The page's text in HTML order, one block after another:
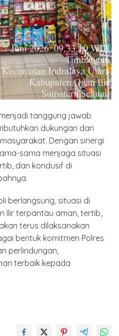
tanggung jawab
dukungan dan
Dengan sinergi
sama menjaga situasi
dan kondusif di
berlangsung, situasi di
Ilir terpantau aman, tertib,
terus dilaksanakan
bentuk komitmen Polres
perlindungan,
terbaik kepada